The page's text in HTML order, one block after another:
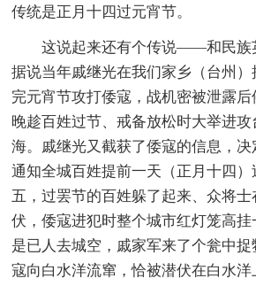
传统是正月十四过元宵节。
这说起来还有个传说——和民族
据说当年戚继光在我们家乡（台州
完元宵节攻打倭寇，战机密被泄露
晚趁百姓过节、戒备放松时大举进
海。戚继光又截获了倭寇的信息，
通知全城百姓提前一天（正月十四
五，过罢节的百姓躲了起来、众将
伏，倭寇进犯时整个城市红灯笼高挂
是已人去城空，戚家军来了个瓮中
寇向白水洋流窜，恰被潜伏在白水